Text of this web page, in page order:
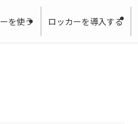
を使う ロッカーを導入する